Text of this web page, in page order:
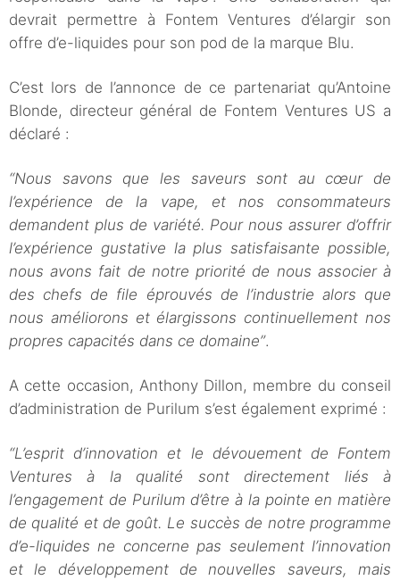
devrait permettre à Fontem Ventures d’élargir son
offre d’e-liquides pour son pod de la marque Blu.
C’est lors de l’annonce de ce partenariat qu’Antoine
Blonde, directeur général de Fontem Ventures US a
déclaré :
“Nous savons que les saveurs sont au cœur de
l’expérience de la vape, et nos consommateurs
demandent plus de variété. Pour nous assurer d’offrir
l’expérience gustative la plus satisfaisante possible,
nous avons fait de notre priorité de nous associer à
des chefs de file éprouvés de l’industrie alors que
nous améliorons et élargissons continuellement nos
propres capacités dans ce domaine”.
A cette occasion, Anthony Dillon, membre du conseil
d’administration de Purilum s’est également exprimé :
“L’esprit d’innovation et le dévouement de Fontem
Ventures à la qualité sont directement liés à
l’engagement de Purilum d’être à la pointe en matière
de qualité et de goût. Le succès de notre programme
d’e-liquides ne concerne pas seulement l’innovation
et le développement de nouvelles saveurs, mais